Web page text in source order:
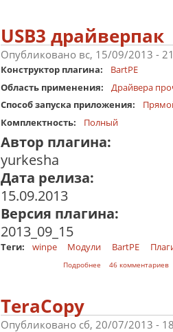
USB3 драйверпак
Опубликовано вс, 15/09/2013 -
Конструктор плагина:
BartPE
Область применения:
Драйвера
Способ запуска приложения:
Комплектность:
Полный
Автор плагина:
yurkesha
Дата релиза:
15.09.2013
Версия плагина:
2013_09_15
Теги: winpe Модули BartPE
Подробнее о USB3 драйверпак
46 комментариев
TeraCopy
Опубликовано сб, 20/07/2013 -